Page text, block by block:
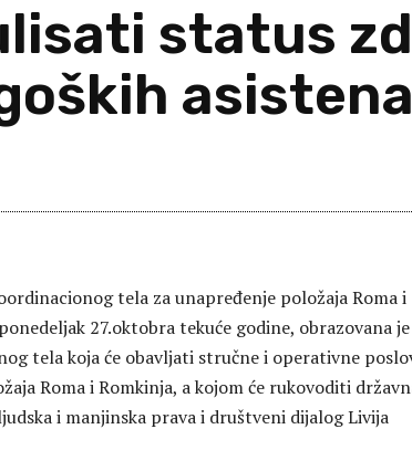
status
tela za unapređenje položaja Roma i
27.oktobra tekuće godine, obrazovana je
tela koja će obavljati stručne i operativne
Roma i Romkinja, a kojom će rukovoditi
i manjinska prava i društveni dijalog Livija